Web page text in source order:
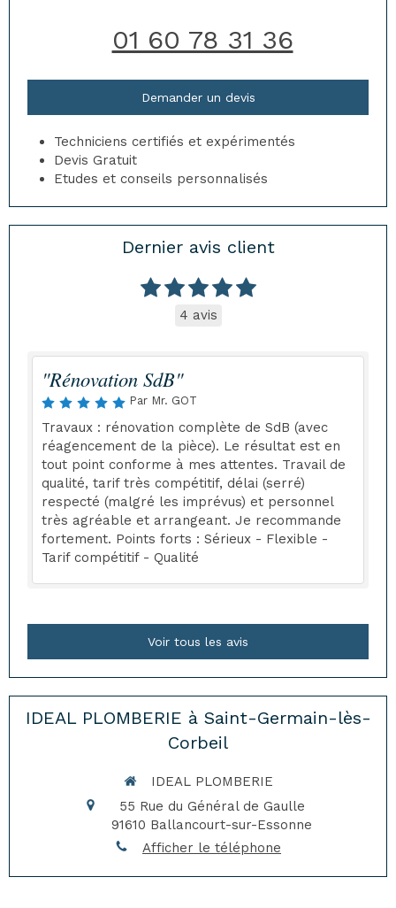
01 60 78 31 36
Demander un devis
Techniciens certifiés et expérimentés
Devis Gratuit
Etudes et conseils personnalisés
Dernier avis client
4 avis
"Rénovation SdB"
Par Mr. GOT
Travaux : rénovation complète de SdB (avec
réagencement de la pièce). Le résultat est en
tout point conforme à mes attentes. Travail de
qualité, tarif très compétitif, délai (serré)
respecté (malgré les imprévus) et personnel
très agréable et arrangeant. Je recommande
fortement. Points forts : Sérieux - Flexible -
Tarif compétitif - Qualité
Voir tous les avis
IDEAL PLOMBERIE à Saint-Germain-lès-
Corbeil
IDEAL PLOMBERIE
55 Rue du Général de Gaulle
91610 Ballancourt-sur-Essonne
Afficher le téléphone